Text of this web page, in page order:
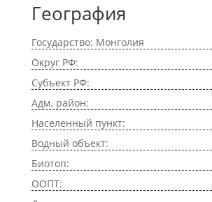
География
Государство: Монголия
Округ РФ:
Субъект РФ:
Адм. район:
Населенный пункт:
Водный объект:
Биотоп:
ООПТ: